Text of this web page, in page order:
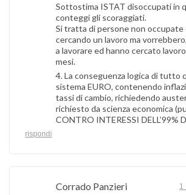
Sottostima ISTAT disoccupati in
conteggi gli scoraggiati.
Si tratta di persone non occupate
cercando un lavoro ma
a lavorare ed hanno cercato
mesi.
4. La conseguenza logica di tutto
sistema EURO, contenendo
tassi di cambio, richiedendo
richiesto da scienza economica
CONTRO INTERESSI DELL’99%
rispondi
Corrado Panzieri 1